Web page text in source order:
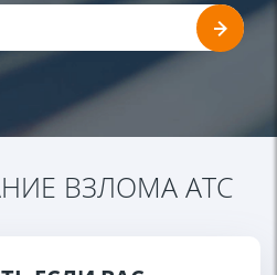
ВЗЛОМА АТС